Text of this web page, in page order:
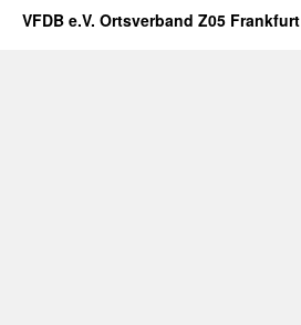
VFDB e.V. Ortsverband Z05 Frankfurt